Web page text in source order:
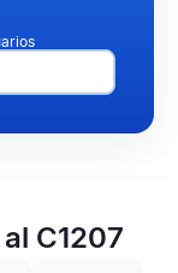
C1207